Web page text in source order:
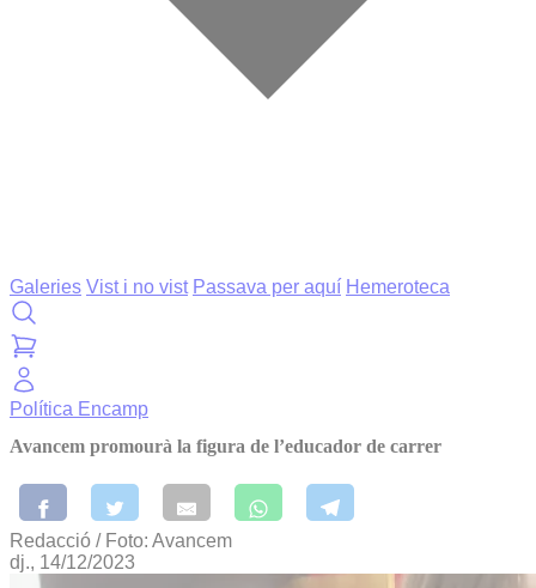
Galeries Vist i no vist Passava per aquí Hemeroteca
Política Encamp
Avancem promourà la figura de l’educador de carrer
Redacció / Foto: Avancem
dj., 14/12/2023